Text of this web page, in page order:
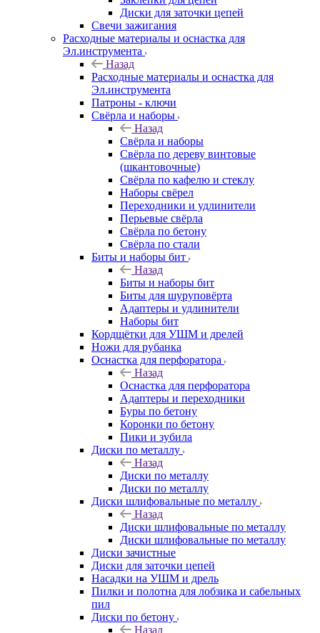
Диски для заточки цепей
Свечи зажигания
Расходные материалы и оснастка для
Эл.инструмента
Назад
Расходные материалы и оснастка для
Эл.инструмента
Патроны - ключи
Свёрла и наборы
Назад
Свёрла и наборы
Свёрла по дереву винтовые
(шкантовочные)
Свёрла по кафелю и стеклу
Наборы свёрел
Переходники и удлинители
Перьевые свёрла
Свёрла по бетону
Свёрла по стали
Биты и наборы бит
Назад
Биты и наборы бит
Биты для шуруповёрта
Адаптеры и удлинители
Наборы бит
Кордщётки для УШМ и дрелей
Ножи для рубанка
Оснастка для перфоратора
Назад
Оснастка для перфоратора
Адаптеры и переходники
Буры по бетону
Коронки по бетону
Пики и зубила
Диски по металлу
Назад
Диски по металлу
Диски по металлу
Диски шлифовальные по металлу
Назад
Диски шлифовальные по металлу
Диски шлифовальные по металлу
Диски зачистные
Диски для заточки цепей
Насадки на УШМ и дрель
Пилки и полотна для лобзика и сабельных
пил
Диски по бетону
Назад